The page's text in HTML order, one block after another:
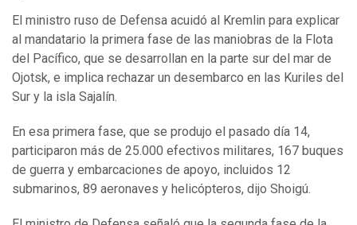
El ministro ruso de Defensa acuidó al Kremlin para explicar
al mandatario la primera fase de las maniobras de la Flota
del Pacífico, que se desarrollan en la parte sur del mar de
Ojotsk, e implica rechazar un desembarco en las Kuriles del
Sur y la isla Sajalín.
En esa primera fase, que se produjo el pasado día 14,
participaron más de 25.000 efectivos militares, 167 buques
de guerra y embarcaciones de apoyo, incluidos 12
submarinos, 89 aeronaves y helicópteros, dijo Shoigú.